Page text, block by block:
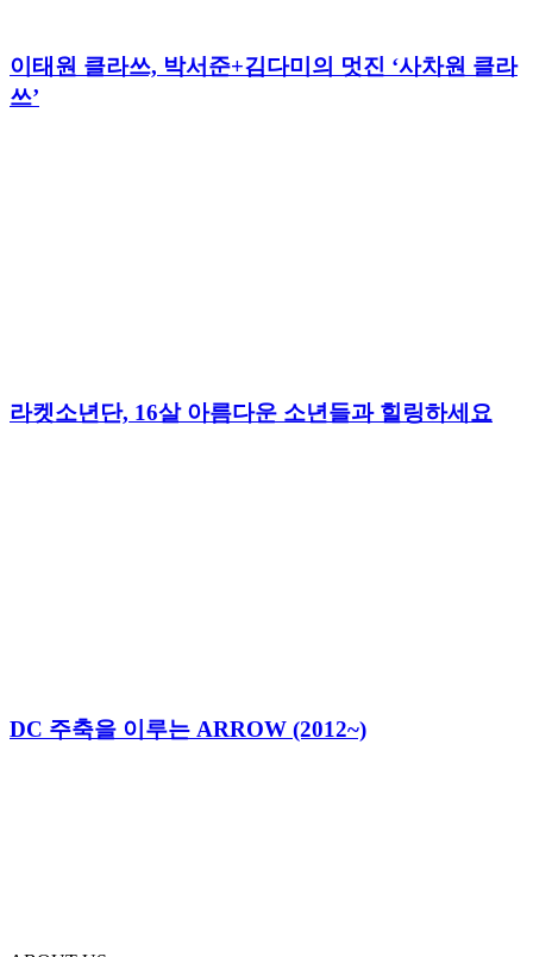
이태원 클라쓰, 박서준+김다미의 멋진 ‘사차원 클라
쓰’
라켓소년단, 16살 아름다운 소년들과 힐링하세요
DC 주축을 이루는 ARROW (2012~)